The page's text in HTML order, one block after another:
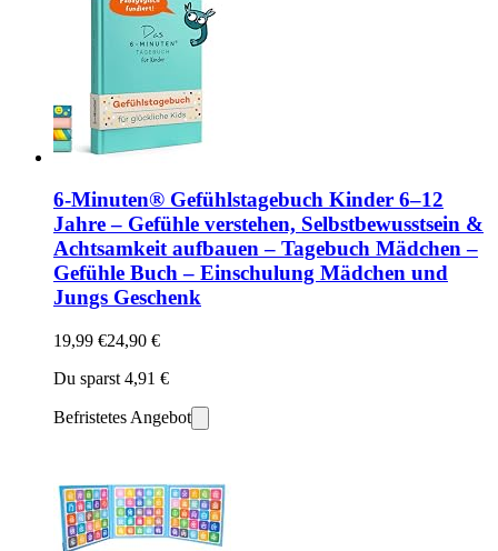
6-Minuten® Gefühlstagebuch Kinder 6–12
Jahre – Gefühle verstehen, Selbstbewusstsein &
Achtsamkeit aufbauen – Tagebuch Mädchen –
Gefühle Buch – Einschulung Mädchen und
Jungs Geschenk
19,99 €24,90 €
Du sparst 4,91 €
Befristetes Angebot